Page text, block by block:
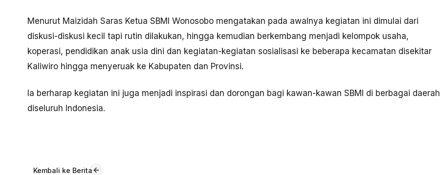
Menurut Maizidah Saras Ketua SBMI Wonosobo mengatakan pada awalnya kegiatan ini dimulai dari
diskusi-diskusi kecil tapi rutin dilakukan, hingga kemudian berkembang menjadi kelompok usaha,
koperasi, pendidikan anak usia dini dan kegiatan-kegiatan sosialisasi ke beberapa kecamatan disekitar
Kaliwiro hingga menyeruak ke Kabupaten dan Provinsi.
Ia berharap kegiatan ini juga menjadi inspirasi dan dorongan bagi kawan-kawan SBMI di berbagai daerah
diseluruh Indonesia.
Kembali ke Berita